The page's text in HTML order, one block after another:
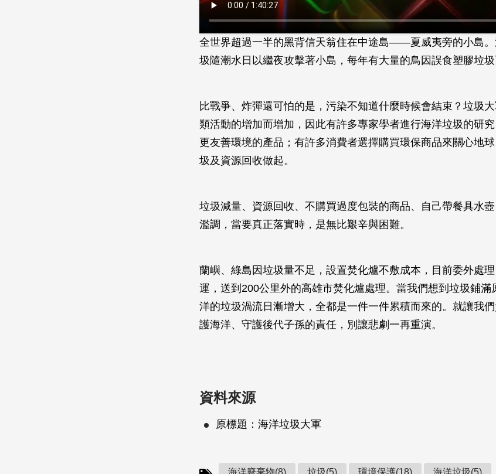
全世界超過一半的黑背信天翁住在中途島——夏威夷旁的小島
圾隨潮水日以繼夜攻擊著小島，每年有大量的鳥因誤食塑膠垃圾
比戰爭、炸彈還可怕的是，污染不知道什麼時候會結束？垃圾
類活動的增加而增加，因此有許多專家學者進行海洋垃圾的研
更友善環境的產品；有許多消費者選擇購買環保商品來關心地
圾及資源回收做起。
垃圾減量、資源回收、不購買過度包裝的商品、自己帶餐具水
濫調，當要真正落實時，是無比艱辛與困難。
蘭嶼、綠島因垃圾量不足，設置焚化爐不敷成本，目前委外處
運，送到200公里外的高雄市焚化爐處理。當我們想到垃圾鋪滿
洋的垃圾渦流日漸增大，全都是一件一件累積而來的。就讓我
護海洋、守護後代子孫的責任，別讓悲劇一再重演。
資料來源
原標題：海洋垃圾大軍
海洋廢棄物(8) 垃圾(5) 環境保護(18) 海洋垃圾(5)